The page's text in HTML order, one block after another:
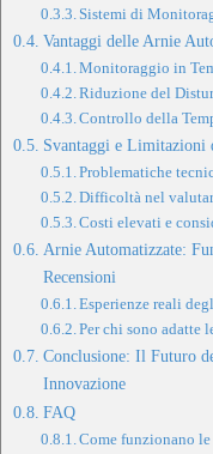
Sistemi di
Vantaggi delle Arnie
Monitoraggio in
Riduzione del
Controllo della
Svantaggi e Limitazioni
Problematiche
Difficoltà nel
Costi elevati e
Arnie Automatizzate:
Recensioni
Esperienze reali
Per chi sono adatte
Conclusione: Il Futuro
Innovazione
FAQ
Come funzionano